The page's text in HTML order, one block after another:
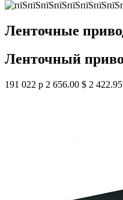
Ленточные
Ленточный
191 022 р 2 656.00 $ 2